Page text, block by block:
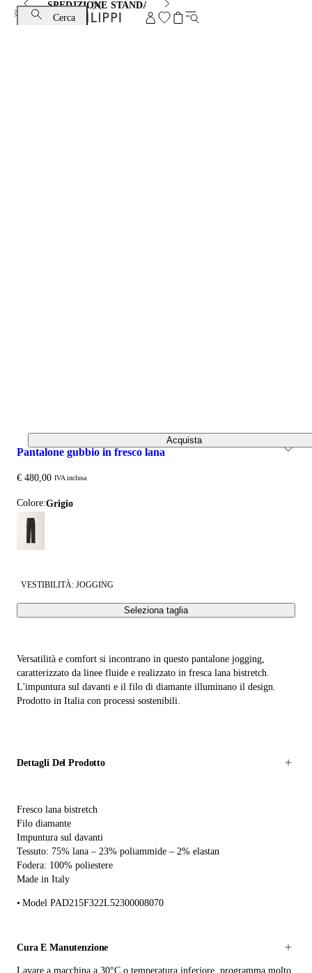
SPEDIZIONE STANDARD E CAMBIO GRATUITI
Cerca
pantalone gubbio in fresco lana
€ 480,00 IVA inclusa
Colore: grigio
VESTIBILITÀ: JOGGING
Seleziona taglia
Acquista
Versatilità e comfort si incontrano in questo pantalone jogging,
caratterizzato da linee fluide e realizzato in fresca lana bistretch.
L'impuntura sul davanti e il filo di diamante illuminano il design.
Prodotto in Italia con processi sostenibili.
Dettagli Del Prodotto
Fresco lana bistretch
Filo diamante
Impuntura sul davanti
Tessuto: 75% lana – 23% poliammide – 2% elastan
Fodera: 100% poliestere
Made in Italy
Model PAD215F322L52300008070
Cura E Manutenzione
Lavare a macchina a 30°C o temperatura inferiore, programma molto